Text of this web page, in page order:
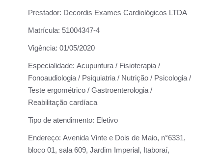
Prestador: Decordis Exames Cardiológicos LTDA
Matrícula: 51004347-4
Vigência: 01/05/2020
Especialidade: Acupuntura / Fisioterapia /
Fonoaudiologia / Psiquiatria / Nutrição / Psicologia /
Teste ergométrico / Gastroenterologia /
Reabilitação cardíaca
Tipo de atendimento: Eletivo
Endereço: Avenida Vinte e Dois de Maio, n°6331,
bloco 01, sala 609, Jardim Imperial, Itaboraí,